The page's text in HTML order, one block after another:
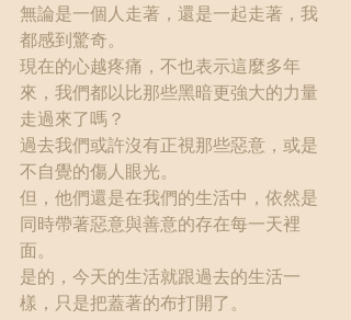
無論是一個人走著，還是一起走著，我
都感到驚奇。
現在的心越疼痛，不也表示這麼多年
來，我們都以比那些黑暗更強大的力量
走過來了嗎？
過去我們或許沒有正視那些惡意，或是
不自覺的傷人眼光。
但，他們還是在我們的生活中，依然是
同時帶著惡意與善意的存在每一天裡
面。
是的，今天的生活就跟過去的生活一
樣，只是把蓋著的布打開了。